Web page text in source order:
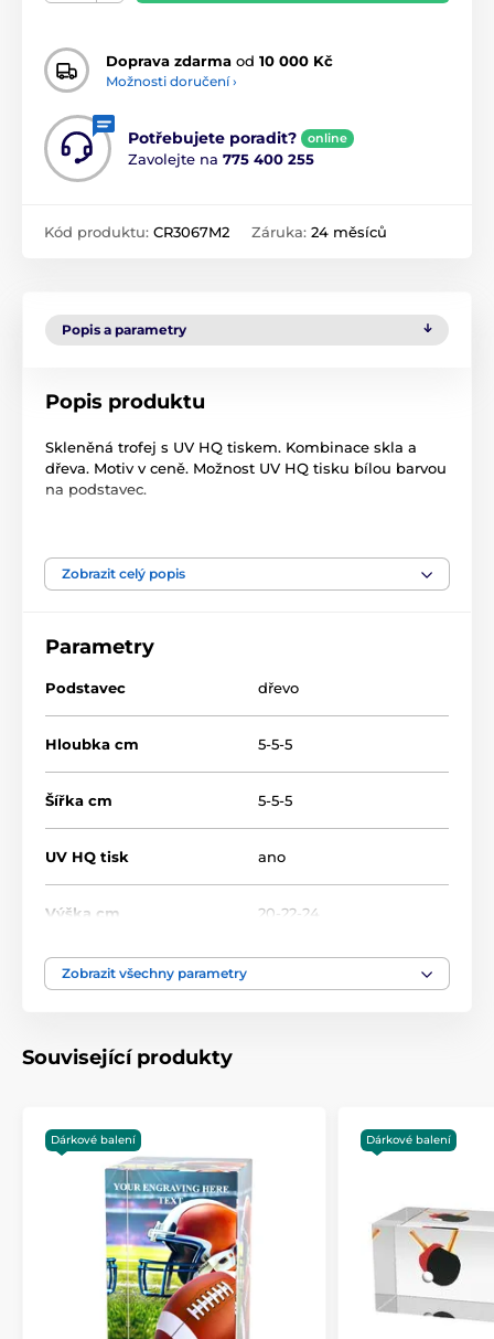
Doprava zdarma od 10 000 Kč
Možnosti doručení ›
Potřebujete poradit? online
Zavolejte na 775 400 255
Kód produktu: CR3067M2 Záruka: 24 měsíců
Popis a parametry
Popis produktu
Skleněná trofej s UV HQ tiskem. Kombinace skla a
dřeva. Motiv v ceně. Možnost UV HQ tisku bílou barvou
na podstavec.
Produkt je zařazen v kategoriích
CR3067
Zobrazit celý popis
Parametry
Podstavec dřevo
Hloubka cm 5-5-5
Šířka cm 5-5-5
UV HQ tisk ano
Výška cm 20-22-24
Motiv
Způsob personalizace barevný UV HQ potisk
Zobrazit všechny parametry
Související produkty
Dárkové balení Dárkové balení